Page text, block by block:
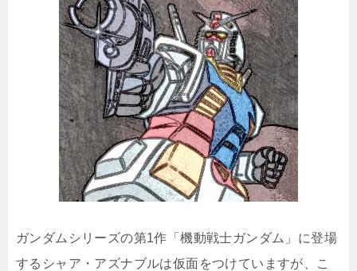
ガンダムシリーズの第1作「機動戦士ガンダム」に登場
するシャア・アズナブルは仮面をつけていますが、こ